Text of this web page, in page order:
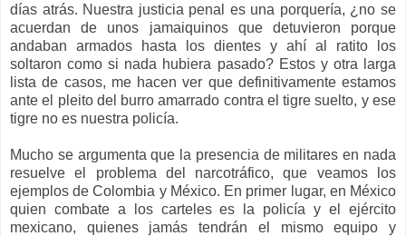
días atrás. Nuestra justicia penal es una porquería, ¿no se
acuerdan de unos jamaiquinos que detuvieron porque
andaban armados hasta los dientes y ahí al ratito los
soltaron como si nada hubiera pasado? Estos y otra larga
lista de casos, me hacen ver que definitivamente estamos
ante el pleito del burro amarrado contra el tigre suelto, y ese
tigre no es nuestra policía.
Mucho se argumenta que la presencia de militares en nada
resuelve el problema del narcotráfico, que veamos los
ejemplos de Colombia y México. En primer lugar, en México
quien combate a los carteles es la policía y el ejército
mexicano, quienes jamás tendrán el mismo equipo y